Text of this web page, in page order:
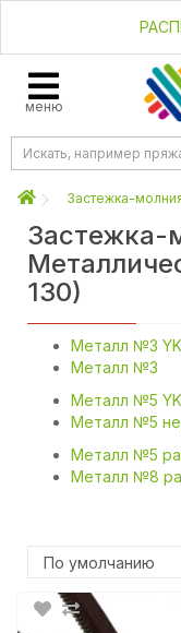
меню
Застежка-
Застежка-
130)
Металл №3
Металл №3
Металл №5
Металл №5
Металл №5
Металл №8